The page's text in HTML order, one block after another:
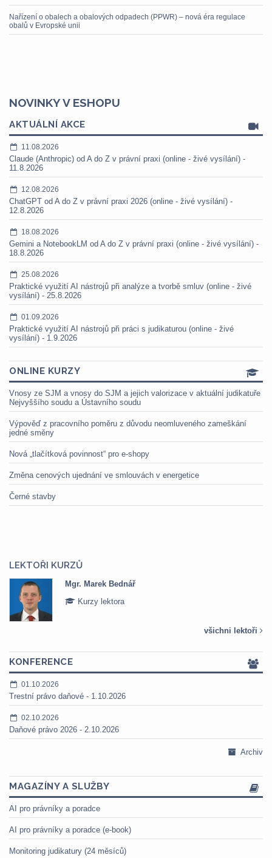
Nařízení o obalech a obalových odpadech (PPWR) – nová éra regulace
obalů v Evropské unii
NOVINKY V ESHOPU
AKTUÁLNÍ AKCE
11.08.2026
Claude (Anthropic) od A do Z v právní praxi (online - živé vysílání) -
11.8.2026
12.08.2026
ChatGPT od A do Z v právní praxi 2026 (online - živé vysílání) -
12.8.2026
18.08.2026
Gemini a NotebookLM od A do Z v právní praxi (online - živé vysílání) -
18.8.2026
25.08.2026
Praktické využití AI nástrojů při analýze a tvorbě smluv (online - živé
vysílání) - 25.8.2026
01.09.2026
Praktické využití AI nástrojů při práci s judikaturou (online - živé
vysílání) - 1.9.2026
ONLINE KURZY
Vnosy ze SJM a vnosy do SJM a jejich valorizace v aktuální judikatuře
Nejvyššího soudu a Ústavního soudu
Výpověď z pracovního poměru z důvodu neomluveného zameškání
jedné směny
Nová „tlačítková povinnost“ pro e-shopy
Změna cenových ujednání ve smlouvách v energetice
Černé stavby
LEKTOŘI KURZŮ
Bednář
lektora
všichni lektoři
KONFERENCE
01.10.2026
Trestní právo daňové - 1.10.2026
02.10.2026
Daňové právo 2026 - 2.10.2026
Archiv
MAGAZÍNY A SLUŽBY
AI pro právníky a poradce
AI pro právníky a poradce (e-book)
Monitoring judikatury (24 měsíců)